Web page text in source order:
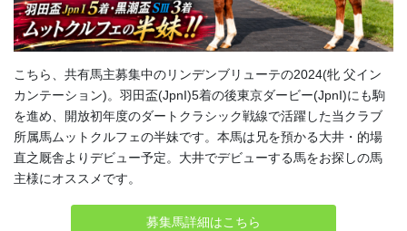
こちら、共有馬主募集中のリンデンブリューテの2024(牝 父イン
カンテーション)。羽田盃(JpnI)5着の後東京ダービー(JpnI)にも駒
を進め、開放初年度のダートクラシック戦線で活躍した当クラブ
所属馬ムットクルフェの半妹です。本馬は兄を預かる大井・的場
直之厩舎よりデビュー予定。大井でデビューする馬をお探しの馬
主様にオススメです。
募集馬詳細はこちら